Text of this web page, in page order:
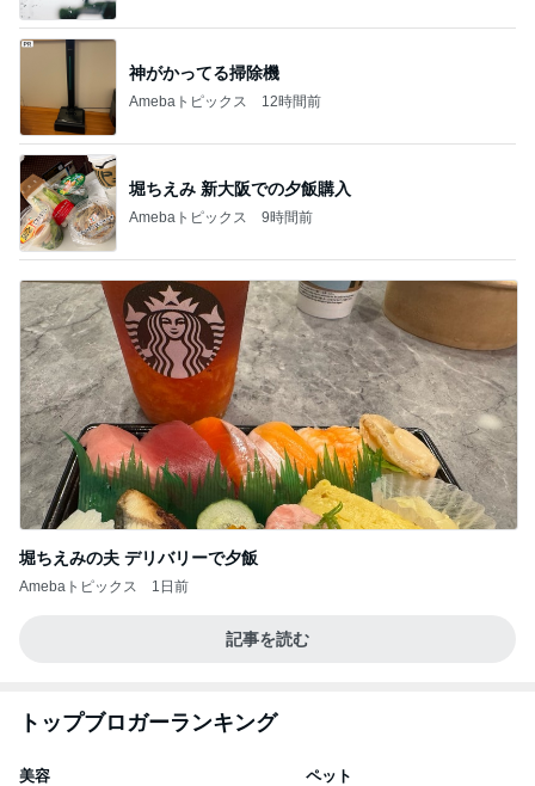
神がかってる掃除機
Amebaトピックス 12時間前
堀ちえみ 新大阪での夕飯購入
Amebaトピックス 9時間前
堀ちえみの夫 デリバリーで夕飯
Amebaトピックス 1日前
記事を読む
トップブロガーランキング
美容 ペット